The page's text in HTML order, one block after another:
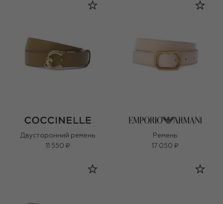
Двусторонний ремень
11 550 ₽
Ремень
17 050 ₽